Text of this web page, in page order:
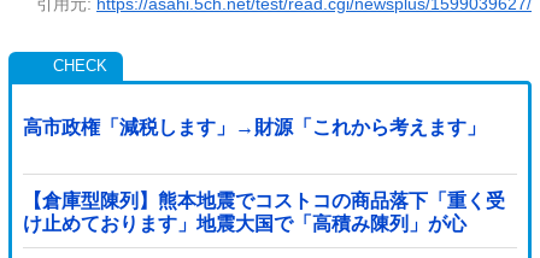
高市政権「減税します」→財源「これから考えます」
【倉庫型陳列】熊本地震でコストコの商品落下「重く受
け止めております」地震大国で「高積み陳列」が心
配...IKEAにも聞いた